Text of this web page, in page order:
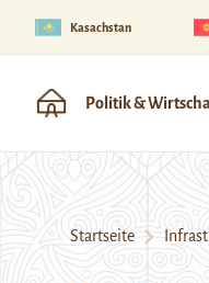
Kasachstan
Politik &
Startseite